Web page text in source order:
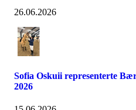
26.06.2026
Sofia Oskuii representerte
2026